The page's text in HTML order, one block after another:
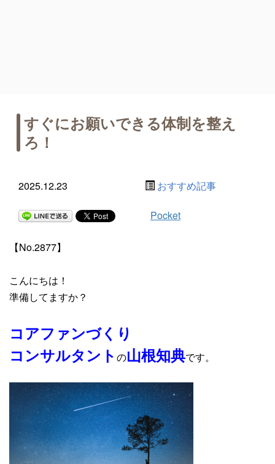
すぐにお願いできる体制を整え
ろ！
2025.12.23 おすすめ記事
Pocket
【No.2877】
こんにちは！
準備してますか？
コアファンづくり
コンサルタント の山根知典です。